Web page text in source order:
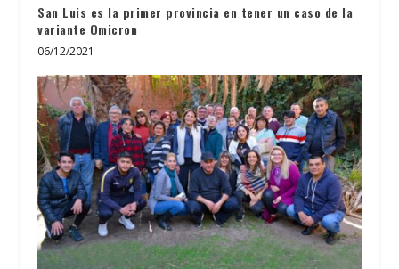
San Luis es la primer provincia en tener un caso de la
variante Omicron
06/12/2021